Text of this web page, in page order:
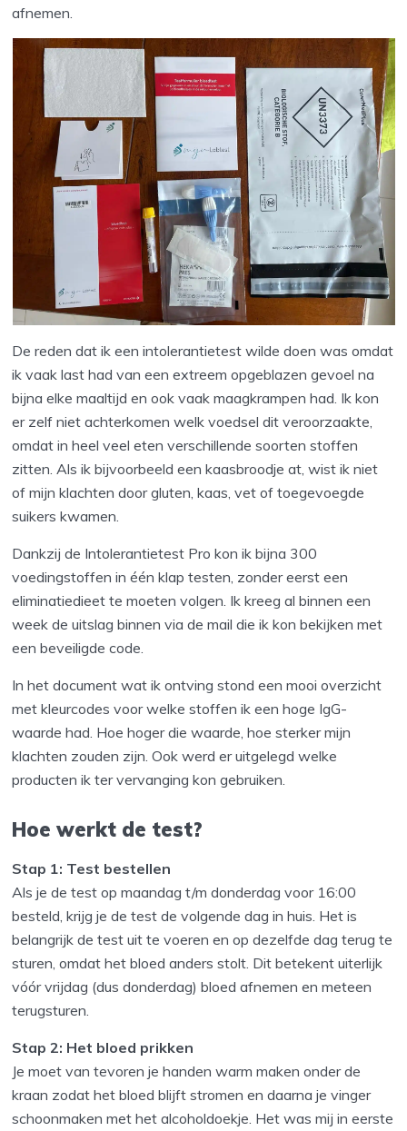
afnemen.
De reden dat ik een intolerantietest wilde doen was omdat
ik vaak last had van een extreem opgeblazen gevoel na
bijna elke maaltijd en ook vaak maagkrampen had. Ik kon
er zelf niet achterkomen welk voedsel dit veroorzaakte,
omdat in heel veel eten verschillende soorten stoffen
zitten. Als ik bijvoorbeeld een kaasbroodje at, wist ik niet
of mijn klachten door gluten, kaas, vet of toegevoegde
suikers kwamen.
Dankzij de Intolerantietest Pro kon ik bijna 300
voedingstoffen in één klap testen, zonder eerst een
eliminatiedieet te moeten volgen. Ik kreeg al binnen een
week de uitslag binnen via de mail die ik kon bekijken met
een beveiligde code.
In het document wat ik ontving stond een mooi overzicht
met kleurcodes voor welke stoffen ik een hoge IgG-
waarde had. Hoe hoger die waarde, hoe sterker mijn
klachten zouden zijn. Ook werd er uitgelegd welke
producten ik ter vervanging kon gebruiken.
Hoe werkt de test?
Stap 1: Test bestellen
Als je de test op maandag t/m donderdag voor 16:00
besteld, krijg je de test de volgende dag in huis. Het is
belangrijk de test uit te voeren en op dezelfde dag terug te
sturen, omdat het bloed anders stolt. Dit betekent uiterlijk
vóór vrijdag (dus donderdag) bloed afnemen en meteen
terugsturen.
Stap 2: Het bloed prikken
Je moet van tevoren je handen warm maken onder de
kraan zodat het bloed blijft stromen en daarna je vinger
schoonmaken met het alcoholdoekje. Het was mij in eerste